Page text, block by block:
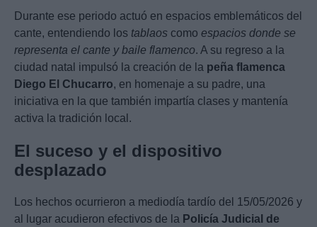
Durante ese periodo actuó en espacios emblemáticos del
cante, entendiendo los tablaos como espacios donde se
representa el cante y baile flamenco. A su regreso a la
ciudad natal impulsó la creación de la peña flamenca
Diego El Chucarro, en homenaje a su padre, una
iniciativa en la que también impartía clases y mantenía
activa la tradición local.
El suceso y el dispositivo
desplazado
Los hechos ocurrieron a mediodía tardío del 15/05/2026 y
al lugar acudieron efectivos de la Policía Judicial de